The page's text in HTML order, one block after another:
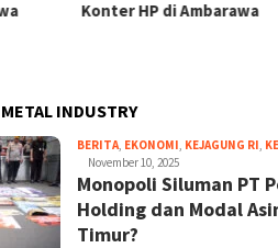
di Pemalang Resmi
INDUSTRY
BERITA, EKONOMI, KEJAGUNG RI,
November 10, 2025
Monopoli Siluman PT
Holding dan Modal
Timur?